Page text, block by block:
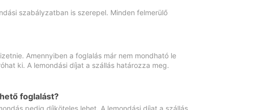
szabályzatban is szerepel. Minden felmerülő
Amennyiben a foglalás már nem mondható le
ki. A lemondási díjat a szállás határozza meg.
foglalást?
pedig díjköteles lehet. A lemondási díjat a szállás